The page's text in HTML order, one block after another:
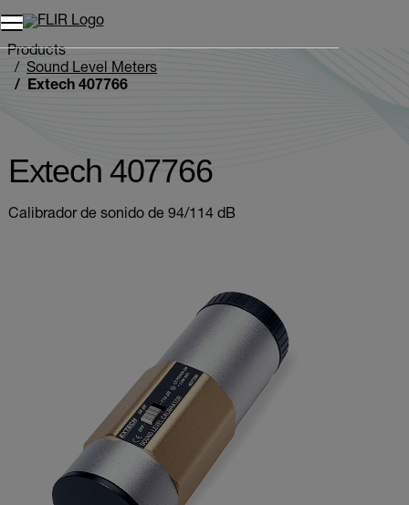
Unread messages
Modelo
Eliminar
artículos
artículo
Añadir al carro
Añadido al carro
Products
Sound Level Meters
Extech 407766
Extech 407766
Calibrador de sonido de 94/114 dB